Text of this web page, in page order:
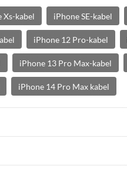
Xs-kabel iPhone SE-kabel
iPhone 12 Pro-kabel
iPhone 13 Pro Max-kabel
iPhone 14 Pro Max kabel